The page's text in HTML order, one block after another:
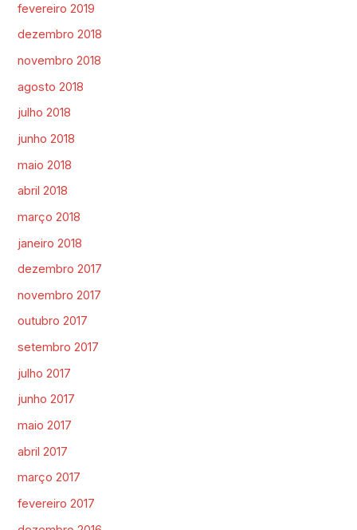
fevereiro 2019
dezembro 2018
novembro 2018
agosto 2018
julho 2018
junho 2018
maio 2018
abril 2018
março 2018
janeiro 2018
dezembro 2017
novembro 2017
outubro 2017
setembro 2017
julho 2017
junho 2017
maio 2017
abril 2017
março 2017
fevereiro 2017